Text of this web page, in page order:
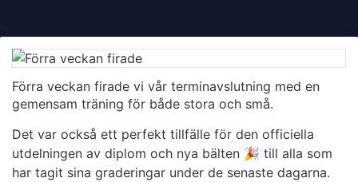
Förra veckan firade vi vår terminavslutning med en
gemensam träning för både stora och små.
Det var också ett perfekt tillfälle för den officiella
utdelningen av diplom och nya bälten 🎉 till alla som
har tagit sina graderingar under de senaste dagarna.